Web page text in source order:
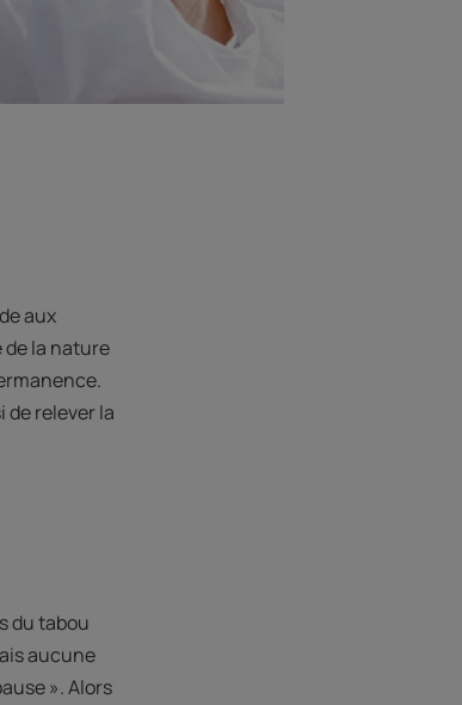
aux
de la nature
de relever la
du tabou
aucune
». Alors